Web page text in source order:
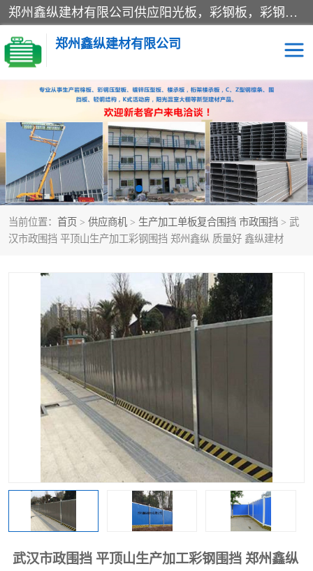
郑州鑫纵建材有限公司供应阳光板，彩钢板，彩钢钢构工程是一家集生产销售租赁安装于一体的企业，主要生产PC采光板，耐力板，仿古琉璃采光板，岩棉板、彩钢压型板、镀锌压型板、桁架楼承板，C、Z型钢檩条、围挡板、轻钢结构，阳光温室大棚等新型建材产品。公司旗下有多台移动式高空压瓦机租赁，承接全国各地业务，专业对外租赁各种型号压瓦机。
郑州鑫纵建材有限公司
当前位置： 首页 > 供应商机 > 生产加工单板复合围挡 市政围挡 > 武
汉市政围挡 平顶山生产加工彩钢围挡 郑州鑫纵 质量好 鑫纵建材
武汉市政围挡 平顶山生产加工彩钢围挡 郑州鑫纵
高空瓦机租赁 ASA合成树脂仿古瓦
CZ型钢 FRP采光板
PC多层板 PC耐力板
建筑围挡 楼层板
钢结构配件
围挡 彩钢板
生产加工单板复合围挡 市
政围挡